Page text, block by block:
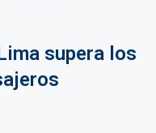
supera los